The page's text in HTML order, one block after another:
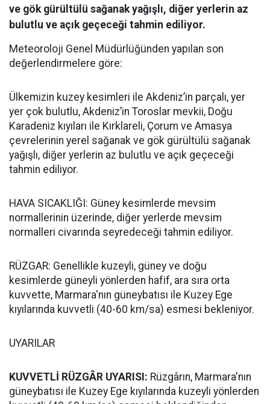
ve gök gürültülü sağanak yağışlı, diğer yerlerin az
bulutlu ve açık geçeceği tahmin ediliyor.
Meteoroloji Genel Müdürlüğünden yapılan son
değerlendirmelere göre:
Ülkemizin kuzey kesimleri ile Akdeniz’in parçalı, yer
yer çok bulutlu, Akdeniz’in Toroslar mevkii, Doğu
Karadeniz kıyıları ile Kırklareli, Çorum ve Amasya
çevrelerinin yerel sağanak ve gök gürültülü sağanak
yağışlı, diğer yerlerin az bulutlu ve açık geçeceği
tahmin ediliyor.
HAVA SICAKLIĞI: Güney kesimlerde mevsim
normallerinin üzerinde, diğer yerlerde mevsim
normalleri civarında seyredeceği tahmin ediliyor.
RÜZGAR: Genellikle kuzeyli, güney ve doğu
kesimlerde güneyli yönlerden hafif, ara sıra orta
kuvvette, Marmara'nın güneybatısı ile Kuzey Ege
kıyılarında kuvvetli (40-60 km/sa) esmesi bekleniyor.
UYARILAR
KUVVETLİ RÜZGÂR UYARISI: Rüzgârın, Marmara'nın
güneybatısı ile Kuzey Ege kıyılarında kuzeyli yönlerden